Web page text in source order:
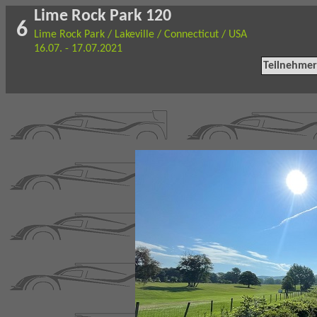
6
Lime Rock Park 120
Lime Rock Park / Lakeville / Connecticut / USA
16.07. - 17.07.2021
Teilnehmer